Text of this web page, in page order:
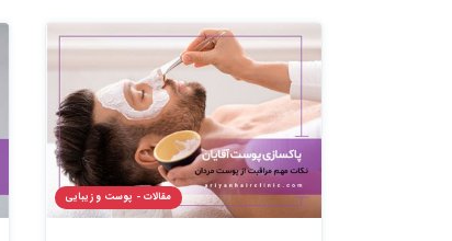
مقالات - پوست و زیبایی